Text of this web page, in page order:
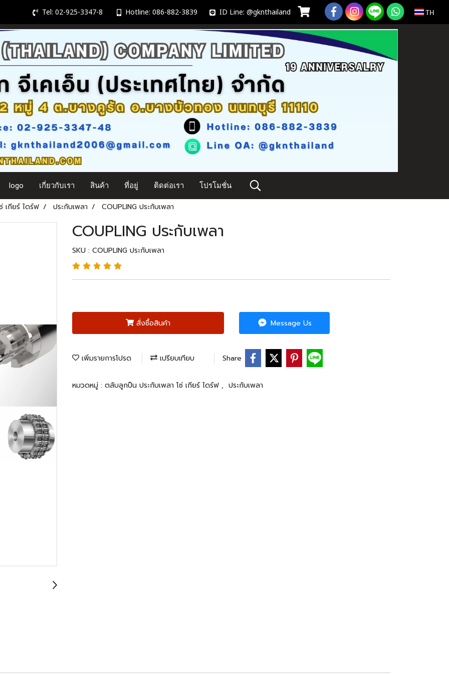
Tel: 02-925-3347-8 Hotline: 086-882-3839 ID Line: @gknthailand TH
logo เกี่ยวกับเรา สินค้า ที่อยู่ ติดต่อเรา โปรโมชั่น
เกียร์ ไดร์ฟ ประกับเพลา COUPLING ประกับเพลา
COUPLING ประกับเพลา
SKU : COUPLING ประกับเพลา
สั่งซื้อสินค้า Message Us
เพิ่มรายการโปรด เปรียบเทียบ Share
หมวดหมู่ : ตลับลูกปืน ประกับเพลา โซ่ เกียร์ ไดร์ฟ , ประกับเพลา